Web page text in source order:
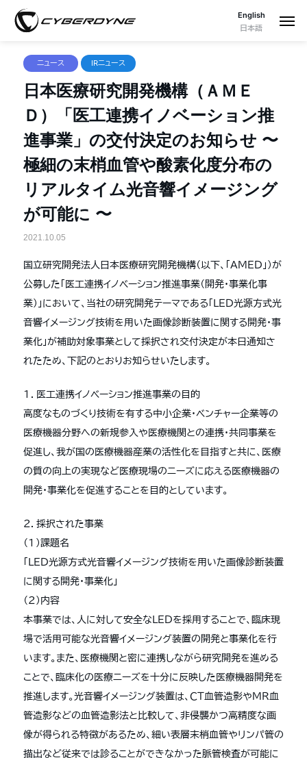
English
日本語
ニュース IRニュース
日本医療研究開発機構（ＡＭＥ
Ｄ）「医工連携イノベーション推
進事業」の交付決定のお知らせ 〜
極細の末梢血管や酸素化度分布の
リアルタイム光音響イメージング
が可能に 〜
2021.10.05
国立研究開発法人日本医療研究開発機構（以下、「ＡＭＥＤ」）が
公募した「医工連携イノベーション推進事業（開発・事業化事
業）」において、当社の研究開発テーマである「ＬＥＤ光源方式光
音響イメージング技術を用いた画像診断装置に関する開発・事
業化」が補助対象事業として採択され交付決定が本日通知さ
れたため、下記のとおりお知らせいたします。
１．医工連携イノベーション推進事業の目的
高度なものづくり技術を有する中小企業・ベンチャー企業等の
医療機器分野への新規参入や医療機関との連携・共同事業を
促進し、我が国の医療機器産業の活性化を目指すと共に、医療
の質の向上の実現など医療現場のニーズに応える医療機器の
開発・事業化を促進することを目的としています。
２．採択された事業
（１）課題名
「ＬＥＤ光源方式光音響イメージング技術を用いた画像診断装置
に関する開発・事業化」
（２）内容
本事業では、人に対して安全なＬＥＤを採用することで、臨床現
場で活用可能な光音響イメージング装置の開発と事業化を行
います。また、医療機関と密に連携しながら研究開発を進める
ことで、臨床化の医療ニーズを十分に反映した医療機器開発を
推進します。光音響イメージング装置は、ＣＴ血管造影やＭＲ血
管造影などの血管造影法と比較して、非侵襲かつ高精度な画
像が得られる特徴があるため、細い表層末梢血管やリンパ管の
描出など従来では診ることができなかった脈管検査が可能に